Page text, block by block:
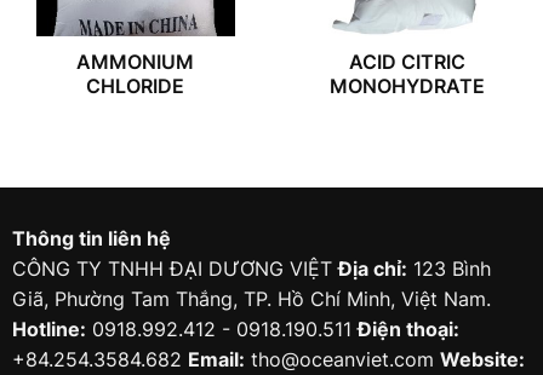
AMMONIUM
CHLORIDE
ACID CITRIC
MONOHYDRATE
Thông tin liên hệ
CÔNG TY TNHH ĐẠI DƯƠNG VIỆTĐịa chỉ: 123 Bình
Giã, Phường Tam Thắng, TP. Hồ Chí Minh, Việt Nam.
Hotline: 0918.992.412 - 0918.190.511Điện thoại:
+84.254.3584.682 Email: tho@oceanviet.com Website: